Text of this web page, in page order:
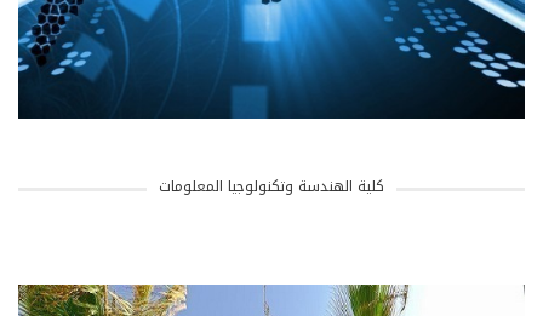
كلية الهندسة وتكنولوجيا المعلومات